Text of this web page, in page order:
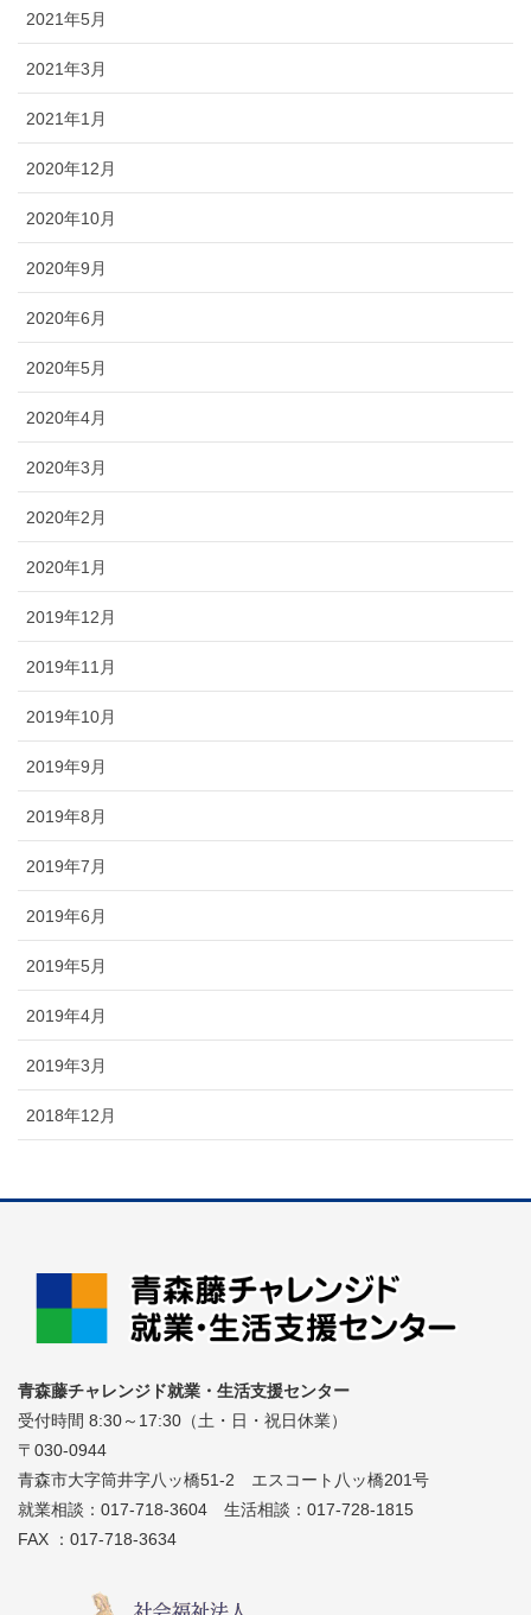
2021年5月
2021年3月
2021年1月
2020年12月
2020年10月
2020年9月
2020年6月
2020年5月
2020年4月
2020年3月
2020年2月
2020年1月
2019年12月
2019年11月
2019年10月
2019年9月
2019年8月
2019年7月
2019年6月
2019年5月
2019年4月
2019年3月
2018年12月
青森藤チャレンジド就業・生活支援センター
受付時間 8:30～17:30（土・日・祝日休業）
〒030-0944
青森市大字筒井字八ッ橋51-2 エスコート八ッ橋201号
就業相談：017-718-3604 生活相談：017-728-1815
FAX ：017-718-3634